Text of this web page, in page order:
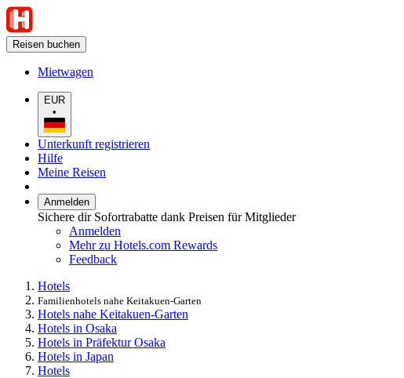
Reisen buchen
Mietwagen
EUR
•
Unterkunft registrieren
Hilfe
Meine Reisen
Anmelden
Sichere dir Sofortrabatte dank Preisen für Mitglieder
Anmelden
Mehr zu Hotels.com Rewards
Feedback
Hotels
Familienhotels nahe Keitakuen-Garten
Hotels nahe Keitakuen-Garten
Hotels in Osaka
Hotels in Präfektur Osaka
Hotels in Japan
Hotels